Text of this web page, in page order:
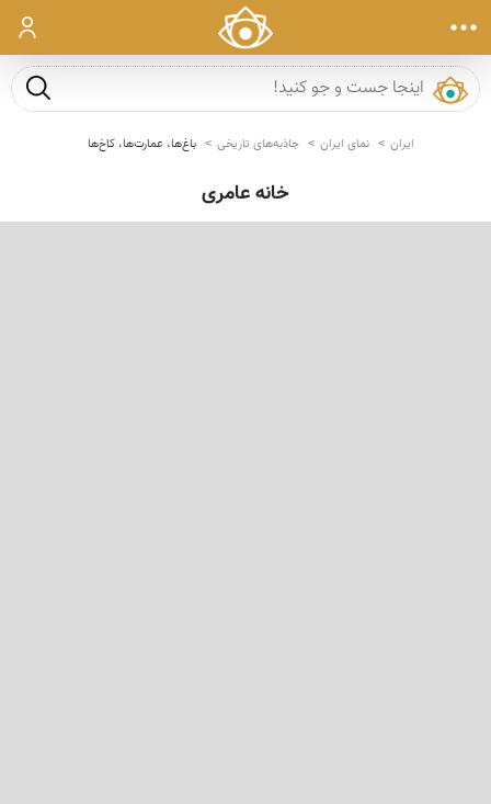
ورود
جست و
ایران نمای ایران جاذبه‌های تاریخی باغ‌ها، عمارت‌ها، کاخ‌ها
خانه عامری